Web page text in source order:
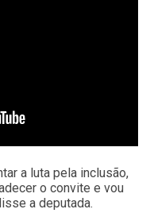
a luta pela inclusão,
o convite e vou
a deputada.